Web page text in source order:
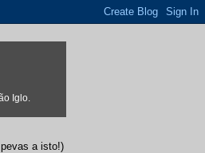
Iglo.
a isto!)